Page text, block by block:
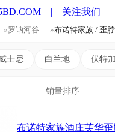
| 关注我们
» 罗讷河谷产区 Rhone Valley »
威士忌 白兰地 伏特加
销量排序
布诺特家族酒庄芙华